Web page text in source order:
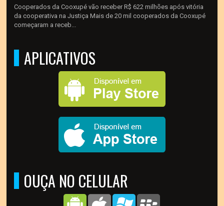
Cooperados da Cooxupé vão receber R$ 622 milhões após vitória
da cooperativa na Justiça Mais de 20 mil cooperados da Cooxupé
começaram a receb...
APLICATIVOS
OUÇA NO CELULAR